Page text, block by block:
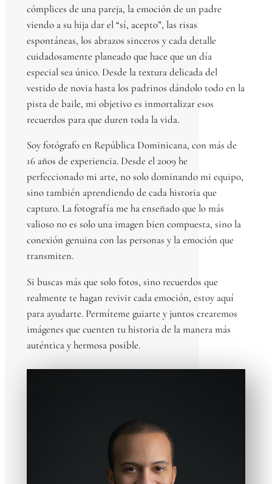
cómplices de una pareja, la emoción de un padre
viendo a su hija dar el “sí, acepto”, las risas
espontáneas, los abrazos sinceros y cada detalle
cuidadosamente planeado que hace que un día
especial sea único. Desde la textura delicada del
vestido de novia hasta los padrinos dándolo todo en la
pista de baile, mi objetivo es inmortalizar esos
recuerdos para que duren toda la vida.
Soy fotógrafo en República Dominicana, con más de
16 años de experiencia. Desde el 2009 he
perfeccionado mi arte, no solo dominando mi equipo,
sino también aprendiendo de cada historia que
capturo. La fotografía me ha enseñado que lo más
valioso no es solo una imagen bien compuesta, sino la
conexión genuina con las personas y la emoción que
transmiten.
Si buscas más que solo fotos, sino recuerdos que
realmente te hagan revivir cada emoción, estoy aquí
para ayudarte. Permíteme guiarte y juntos crearemos
imágenes que cuenten tu historia de la manera más
auténtica y hermosa posible.